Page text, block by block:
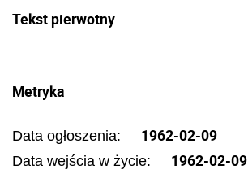
Tekst pierwotny
Metryka
Data ogłoszenia: 1962-02-09
Data wejścia w życie: 1962-02-09